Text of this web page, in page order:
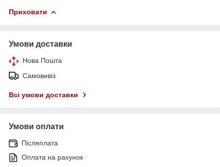
Приховати
Умови доставки
Нова Пошта
Самовивіз
Всі умови доставки
Умови оплати
Післяплата
Оплата на рахунок